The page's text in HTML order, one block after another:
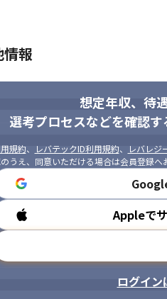
います。
れる方
行動できる方
報
想定年収、待
選考プロセスなどを確認
規約、 レバテックID利用規約、 レバレジ
うえ、同意いただける場合は会員登録へ
Appleで
ログイン